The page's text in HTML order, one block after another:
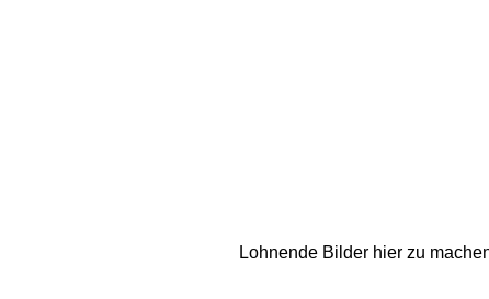
Lohnende Bilder hier zu